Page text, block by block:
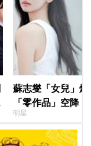
蘇志燮「女兒」
「零作品」空降
片被挖出網驚呆
明星